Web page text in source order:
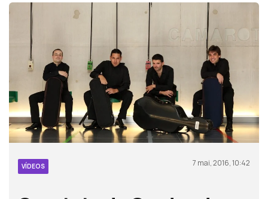
VÍDEOS 7 mai, 2016, 10:42